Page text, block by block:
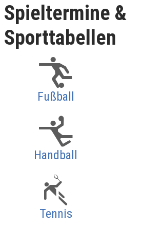
Spieltermine &
Sporttabellen
Fußball
Handball
Tennis